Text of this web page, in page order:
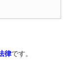
律です。